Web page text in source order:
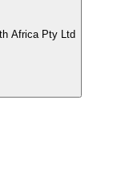
Africa Pty Ltd